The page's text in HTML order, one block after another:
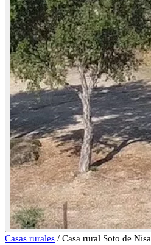
Casas rurales / Casa rural Soto de Nisa